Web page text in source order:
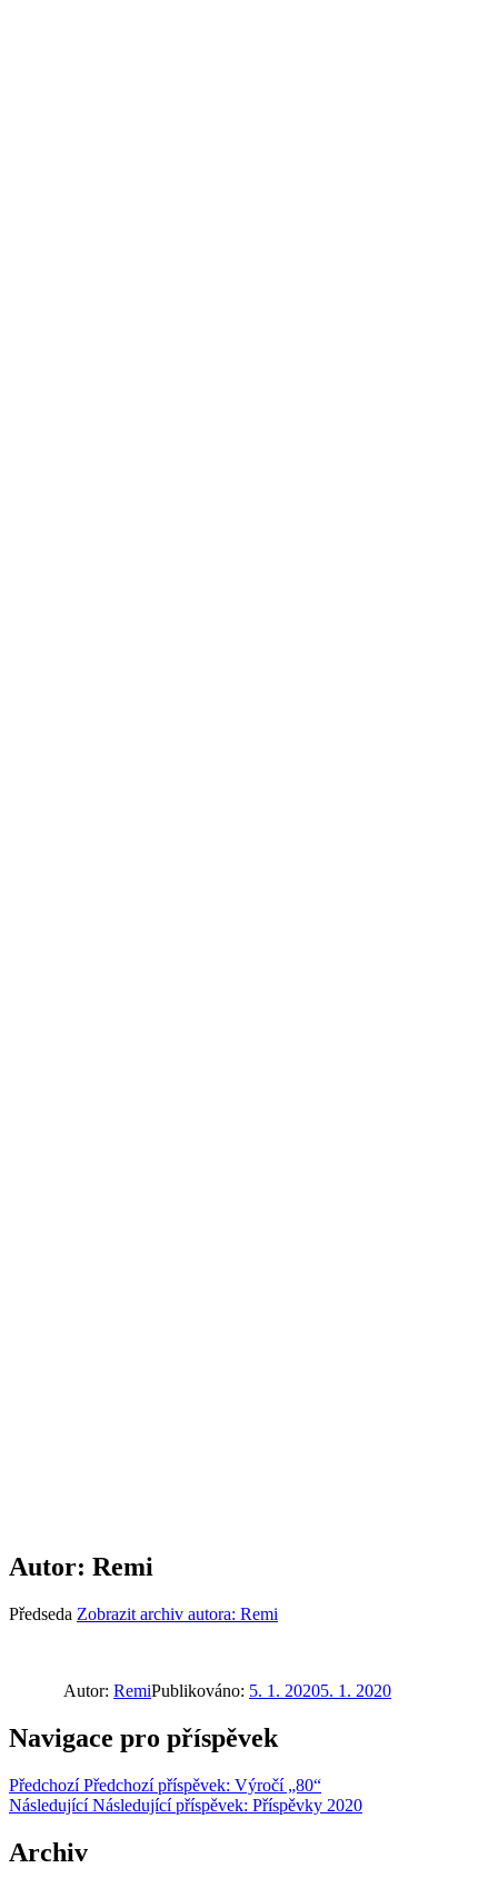
Autor: Remi
Předseda Zobrazit archiv autora: Remi
Autor: RemiPublikováno: 5. 1. 20205. 1. 2020
Navigace pro příspěvek
Předchozí Předchozí příspěvek: Výročí „80“
Následující Následující příspěvek: Příspěvky 2020
Archiv